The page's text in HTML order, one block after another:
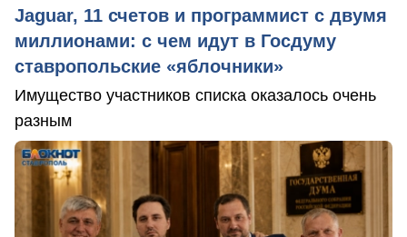
Jaguar, 11 счетов и программист с двумя
миллионами: с чем идут в Госдуму
ставропольские «яблочники»
Имущество участников списка оказалось очень
разным